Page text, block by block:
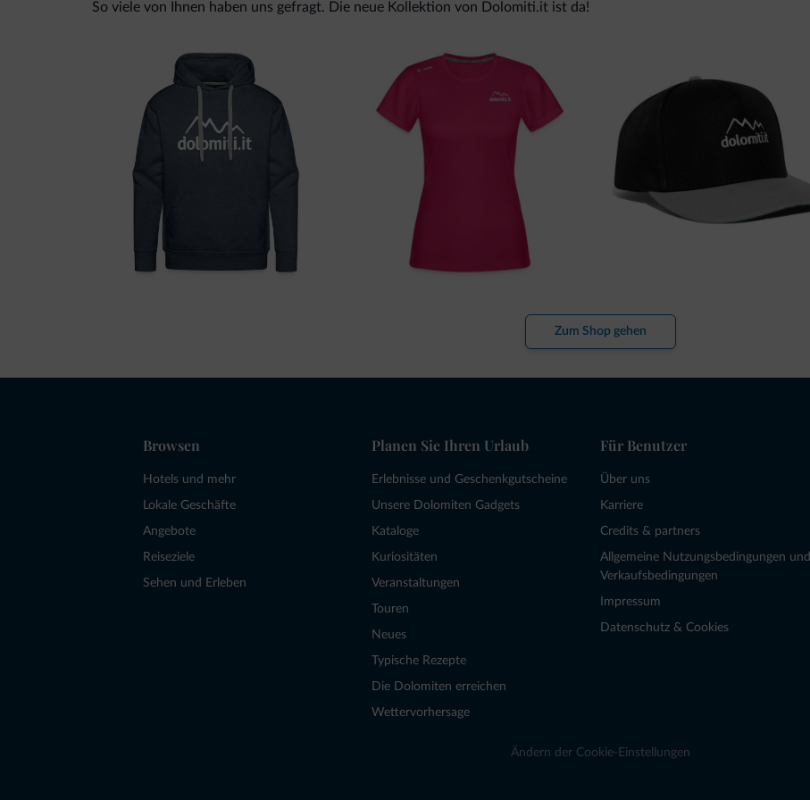
So viele von Ihnen haben uns gefragt. Die neue Kollektion von Dolomiti.it ist da!
Zum Shop gehen
Browsen
Hotels und mehr
Lokale Geschäfte
Angebote
Reiseziele
Sehen und Erleben
Planen Sie Ihren Urlaub
Erlebnisse und Geschenkgutscheine
Unsere Dolomiten Gadgets
Kataloge
Kuriositäten
Veranstaltungen
Touren
Neues
Typische Rezepte
Die Dolomiten erreichen
Wettervorhersage
Für Benutzer
Über uns
Karriere
Credits & partners
Allgemeine Nutzungsbedingungen und
Verkaufsbedingungen
Impressum
Datenschutz & Cookies
Ändern der Cookie-Einstellungen